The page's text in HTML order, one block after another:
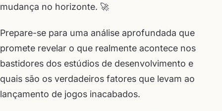
mudança no horizonte. 🚀
Prepare-se para uma análise aprofundada que
promete revelar o que realmente acontece nos
bastidores dos estúdios de desenvolvimento e
quais são os verdadeiros fatores que levam ao
lançamento de jogos inacabados.